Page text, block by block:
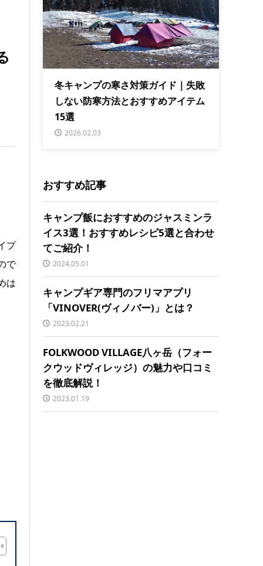
プ
で
は
冬キャンプの寒さ対策ガイド｜失敗
しない防寒方法とおすすめアイテム
15選
2026.02.03
おすすめ記事
キャンプ飯におすすめのジャスミンラ
イス3選！おすすめレシピ5選と合わせ
てご紹介！
2024.05.01
キャンプギア専門のフリマアプリ
「VINOVER(ヴィノバー)」とは？
2023.02.21
FOLKWOOD VILLAGE八ヶ岳（フォー
クウッドヴィレッジ）の魅力や口コミ
を徹底解説！
2023.01.19